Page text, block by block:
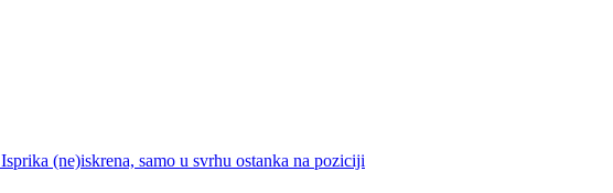
Isprika (ne)iskrena, samo u svrhu ostanka na poziciji